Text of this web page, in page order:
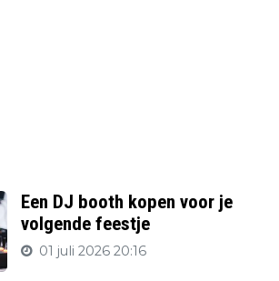
Een DJ booth kopen voor je
volgende feestje
01 juli 2026 20:16